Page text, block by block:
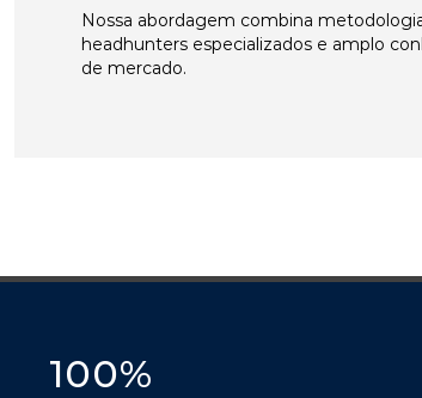
Nossa abordagem combina
headhunters especializados e amplo
de mercado.
100%